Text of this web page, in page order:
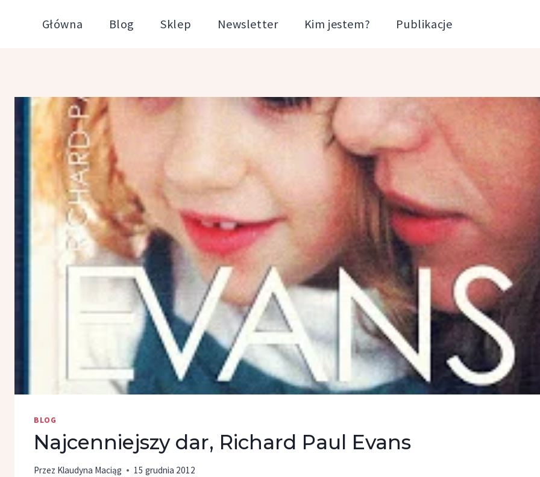
Główna Blog Sklep Newsletter Kim jestem? Publikacje
BLOG
Najcenniejszy dar, Richard Paul Evans
Przez Klaudyna Maciąg 15 grudnia 2012